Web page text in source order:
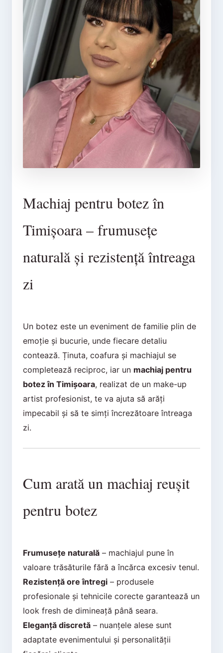
Machiaj pentru botez în
Timișoara – frumusețe
naturală și rezistență întreaga
zi
Un botez este un eveniment de familie plin de
emoție și bucurie, unde fiecare detaliu
contează. Ținuta, coafura și machiajul se
completează reciproc, iar un machiaj pentru
botez în Timișoara, realizat de un make-up
artist profesionist, te va ajuta să arăți
impecabil și să te simți încrezătoare întreaga
zi.
Cum arată un machiaj reușit
pentru botez
Frumusețe naturală– machiajul pune în
valoare trăsăturile fără a încărca excesiv tenul.
Rezistență ore întregi– produsele
profesionale și tehnicile corecte garantează un
look fresh de dimineață până seara.
Eleganță discretă– nuanțele alese sunt
adaptate evenimentului și personalității